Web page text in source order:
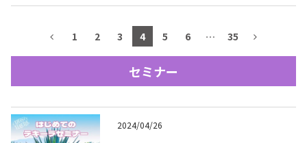
お問合せ バー＆レストラン
1 2 3 4 5 6 … 35
セミナー
2024/04/26